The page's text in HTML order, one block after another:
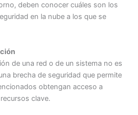
deben conocer cuáles son los
en la nube a los que se
de una red o de un sistema no es
brecha de seguridad que permite
obtengan acceso a
clave.